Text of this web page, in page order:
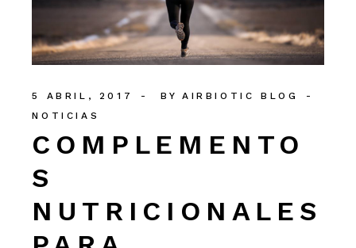
5 ABRIL, 2017 BY
AIRBIOTIC BLOG
NOTICIAS
COMPLEMENTO
S
NUTRICIONALES